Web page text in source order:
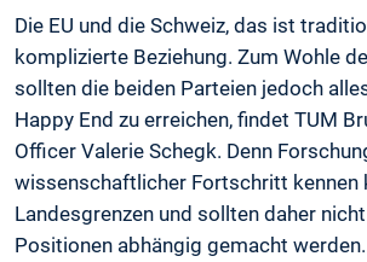
Die EU und die Schweiz, das ist
komplizierte Beziehung. Zum Wohle
sollten die beiden Parteien jedoch
Happy End zu erreichen, findet TUM
Officer Valerie Schegk. Denn
wissenschaftlicher Fortschritt kennen
Landesgrenzen und sollten daher
Positionen abhängig gemacht werden.